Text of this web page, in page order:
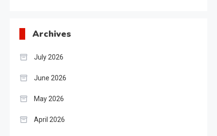
Archives
July 2026
June 2026
May 2026
April 2026